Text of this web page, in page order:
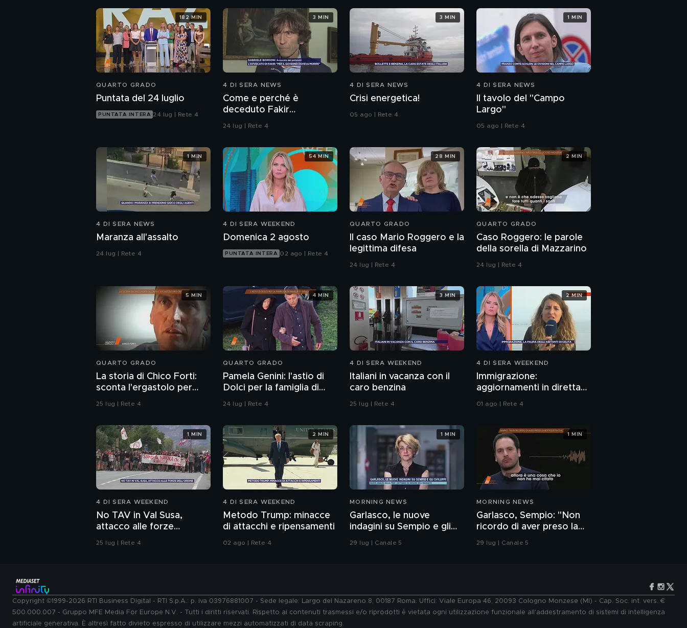
QUARTO GRADO
Puntata del 24 luglio
PUNTATA INTERA 24 lug | Rete 4
182 MIN
4 DI SERA NEWS
Come e perché è
deceduto Fakir
Abderrahim?
24 lug | Rete 4
3 MIN
4 DI SERA NEWS
Crisi energetica!
05 ago | Rete 4
3 MIN
4 DI SERA NEWS
Il tavolo del "Campo
Largo"
05 ago | Rete 4
1 MIN
4 DI SERA NEWS
Maranza all'assalto
24 lug | Rete 4
1 MIN
4 DI SERA WEEKEND
Domenica 2 agosto
PUNTATA INTERA 02 ago | Rete 4
54 MIN
QUARTO GRADO
Il caso Mario Roggero e la
legittima difesa
24 lug | Rete 4
28 MIN
QUARTO GRADO
Caso Roggero: le parole
della sorella di Mazzarino
24 lug | Rete 4
2 MIN
QUARTO GRADO
La storia di Chico Forti:
sconta l'ergastolo per
omicidio
25 lug | Rete 4
5 MIN
QUARTO GRADO
Pamela Genini: l'astio di
Dolci per la famiglia di
Pamela
24 lug | Rete 4
4 MIN
4 DI SERA WEEKEND
Italiani in vacanza con il
caro benzina
25 lug | Rete 4
3 MIN
4 DI SERA WEEKEND
Immigrazione:
aggiornamenti in diretta
da Ceuta
01 ago | Rete 4
2 MIN
4 DI SERA WEEKEND
No TAV in Val Susa,
attacco alle forze
dell'ordine
25 lug | Rete 4
1 MIN
4 DI SERA WEEKEND
Metodo Trump: minacce
di attacchi e ripensamenti
02 ago | Rete 4
2 MIN
MORNING NEWS
Garlasco, le nuove
indagini su Sempio e gli
sviluppi
29 lug | Canale 5
1 MIN
MORNING NEWS
Garlasco, Sempio: "Non
ricordo di aver preso la
bottiglietta d'acqua"
29 lug | Canale 5
1 MIN
Copyright ©1999-2026 RTI Business Digital - RTI S.p.A.: p. iva 03976881007 - Sede legale: Largo del Nazareno 8, 00187 Roma. Uffici: Viale Europa 46, 20093 Cologno Monzese (MI) - Cap. Soc. int. vers. €
500.000.007 - Gruppo MFE Media For Europe N.V. - Tutti i diritti riservati. Rispetto ai contenuti trasmessi e/o riprodotti è vietata ogni utilizzazione funzionale all'addestramento di sistemi di intelligenza
artificiale generativa. È altresì fatto divieto espresso di utilizzare mezzi automatizzati di data scraping.